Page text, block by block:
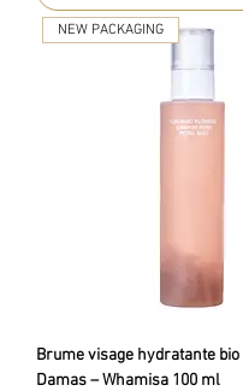
NEW PACKAGING
Brume visage hydratante
Damas – Whamisa 100 ml